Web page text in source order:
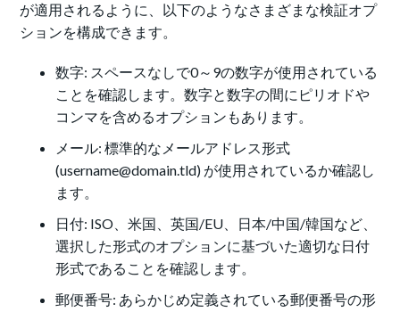
が適用されるように、以下のようなさまざまな検証オプ
ションを構成できます。
数字: スペースなしで0～9の数字が使用されている
ことを確認します。数字と数字の間にピリオドや
コンマを含めるオプションもあります。
メール: 標準的なメールアドレス形式
(username@domain.tld) が使用されているか確認し
ます。
日付: ISO、米国、英国/EU、日本/中国/韓国など、
選択した形式のオプションに基づいた適切な日付
形式であることを確認します。
郵便番号: あらかじめ定義されている郵便番号の形